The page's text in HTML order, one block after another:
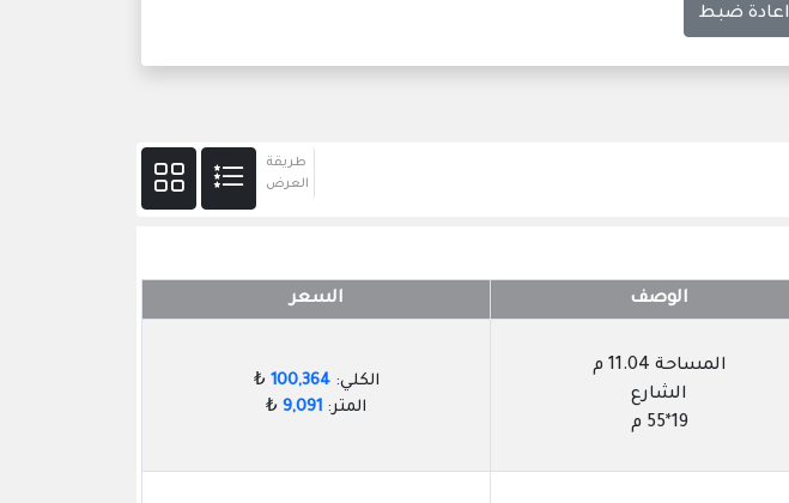
اعادة ضبط
طريقة
العرض
الوصف السعر
المساحة 11.04 م
الشارع
19*55 م
الكلي:100,364
₺
المتر: 9,091
₺